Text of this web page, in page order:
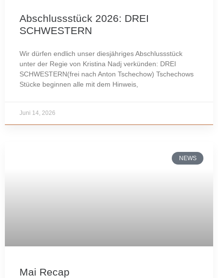
Abschlussstück 2026: DREI
SCHWESTERN
Wir dürfen endlich unser diesjähriges Abschlussstück
unter der Regie von Kristina Nadj verkünden: DREI
SCHWESTERN(frei nach Anton Tschechow) Tschechows
Stücke beginnen alle mit dem Hinweis,
Juni 14, 2026
NEWS
Mai Recap